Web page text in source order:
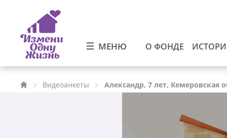
МЕНЮ О ФОНДЕ
Видеоанкеты Александр, 7 лет, Кемеровская